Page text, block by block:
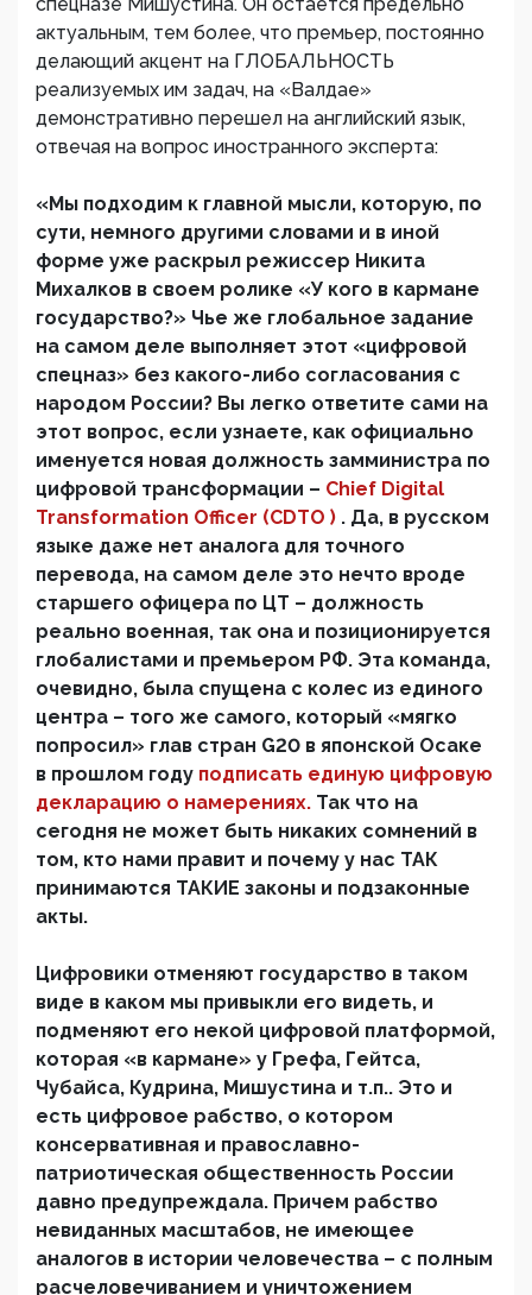
актуальным, тем более, что премьер, постоянно
делающий акцент на ГЛОБАЛЬНОСТЬ
реализуемых им задач, на «Валдае»
демонстративно перешел на английский язык,
отвечая на вопрос иностранного эксперта:
«Мы подходим к главной мысли, которую, по
сути, немного другими словами и в иной
форме уже раскрыл режиссер Никита
Михалков в своем ролике «У кого в кармане
государство?» Чье же глобальное задание
на самом деле выполняет этот «цифровой
спецназ» без какого-либо согласования с
народом России? Вы легко ответите сами на
этот вопрос, если узнаете, как официально
именуется новая должность замминистра по
цифровой трансформации – Chief Digital
Transformation Officer (СDTO ) . Да, в русском
языке даже нет аналога для точного
перевода, на самом деле это нечто вроде
старшего офицера по ЦТ – должность
реально военная, так она и позиционируется
глобалистами и премьером РФ. Эта команда,
очевидно, была спущена с колес из единого
центра – того же самого, который «мягко
попросил» глав стран G20 в японской Осаке
в прошлом году подписать единую цифровую
декларацию о намерениях. Так что на
сегодня не может быть никаких сомнений в
том, кто нами правит и почему у нас ТАК
принимаются ТАКИЕ законы и подзаконные
акты.
Цифровики отменяют государство в таком
виде в каком мы привыкли его видеть, и
подменяют его некой цифровой платформой,
которая «в кармане» у Грефа, Гейтса,
Чубайса, Кудрина, Мишустина и т.п.. Это и
есть цифровое рабство, о котором
консервативная и православно-
патриотическая общественность России
давно предупреждала. Причем рабство
невиданных масштабов, не имеющее
аналогов в истории человечества – с полным
расчеловечиванием и уничтожением